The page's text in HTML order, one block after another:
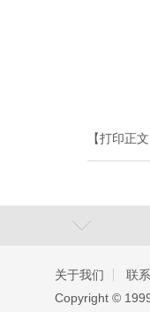
【打印正
关于我们
联
Copyright ©️